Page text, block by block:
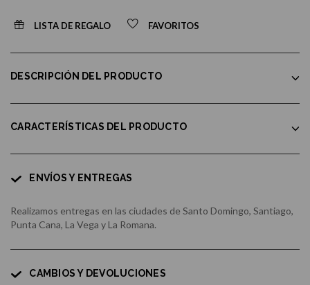
LISTA DE REGALO FAVORITOS
DESCRIPCIÓN DEL PRODUCTO
CARACTERÍSTICAS DEL PRODUCTO
ENVÍOS Y ENTREGAS
Realizamos entregas en las ciudades de Santo Domingo, Santiago,
Punta Cana, La Vega y La Romana.
CAMBIOS Y DEVOLUCIONES